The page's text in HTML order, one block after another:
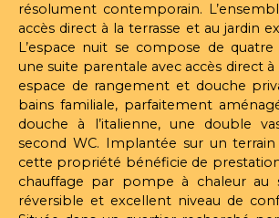
résolument contemporain.
accès direct à la terrasse et au jardin
L’espace nuit se compose de
une suite parentale avec accès direct à
espace de rangement et douche
bains familiale, parfaitement
douche à l’italienne, une double
second WC. Implantée sur un
cette propriété bénéficie de
chauffage par pompe à chaleur au
réversible et excellent niveau de